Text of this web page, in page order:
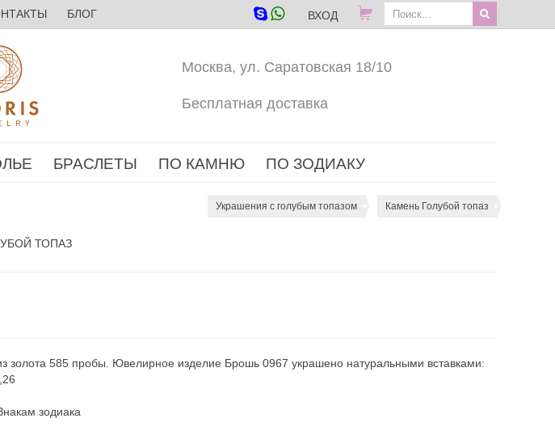
БЛОГ ВХОД
Москва, ул. Саратовская 18/10
Бесплатная доставка
БРАСЛЕТЫ ПО КАМНЮ ПО ЗОДИАКУ
Украшения с голубым топазом Камень Голубой топаз
ТОПАЗ
золота 585 пробы. Ювелирное изделие Брошь 0967 украшено натуральными вставками:
зодиака